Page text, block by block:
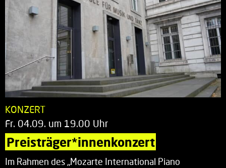
KONZERT
Fr. 04.09. um 19.00 Uhr
Preisträger*innenkonzert
Im Rahmen des „Mozarte International Piano